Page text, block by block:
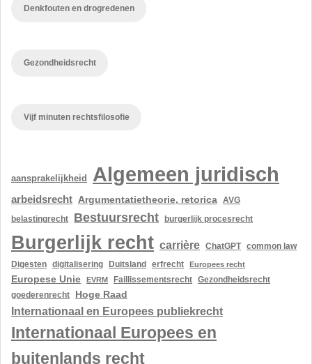
Denkfouten en drogredenen
Gezondheidsrecht
Vijf minuten rechtsfilosofie
aansprakelijkheid Algemeen juridisch
arbeidsrecht Argumentatietheorie, retorica AVG
belastingrecht Bestuursrecht burgerlijk procesrecht
Burgerlijk recht carrière ChatGPT common law
Digesten
digitalisering Duitsland erfrecht Europees recht
Europese Unie EVRM Faillissementsrecht
Gezondheidsrecht
goederenrecht
Hoge Raad
Internationaal en Europees publiekrecht
Internationaal Europees en
buitenlands recht